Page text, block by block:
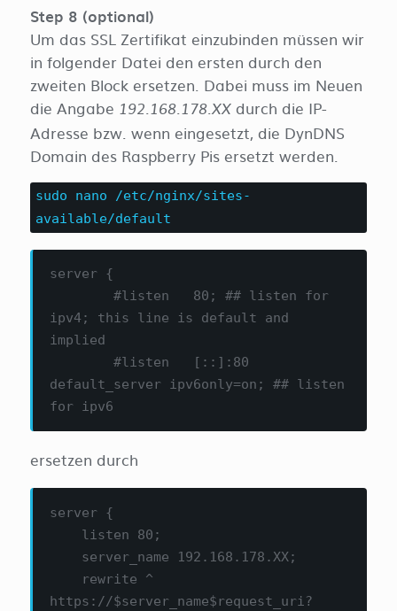
Step 8 (optional)
Um das SSL Zertifikat einzubinden müssen wir
in folgender Datei den ersten durch den
zweiten Block ersetzen. Dabei muss im Neuen
die Angabe 192.168.178.XX durch die IP-
Adresse bzw. wenn eingesetzt, die DynDNS
Domain des Raspberry Pis ersetzt werden.
sudo nano /etc/nginx/sites-
available/default
server {
	#listen   80; ## listen for
ipv4; this line is default and
implied
	#listen   [::]:80
default_server ipv6only=on; ## listen
ersetzen durch
server {
https://$server_name$request_uri?